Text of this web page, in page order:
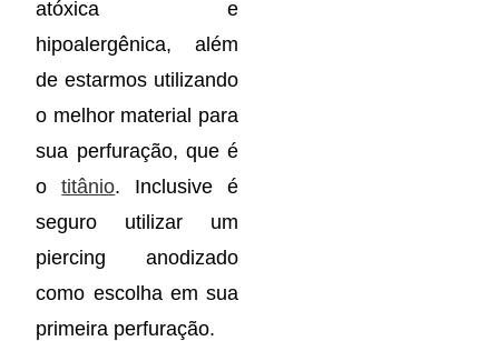
atóxica e
hipoalergênica, além
de estarmos utilizando
o melhor material para
sua perfuração, que é
otitânio. Inclusive é
seguro utilizar um
piercing anodizado
como escolha em sua
primeira perfuração.